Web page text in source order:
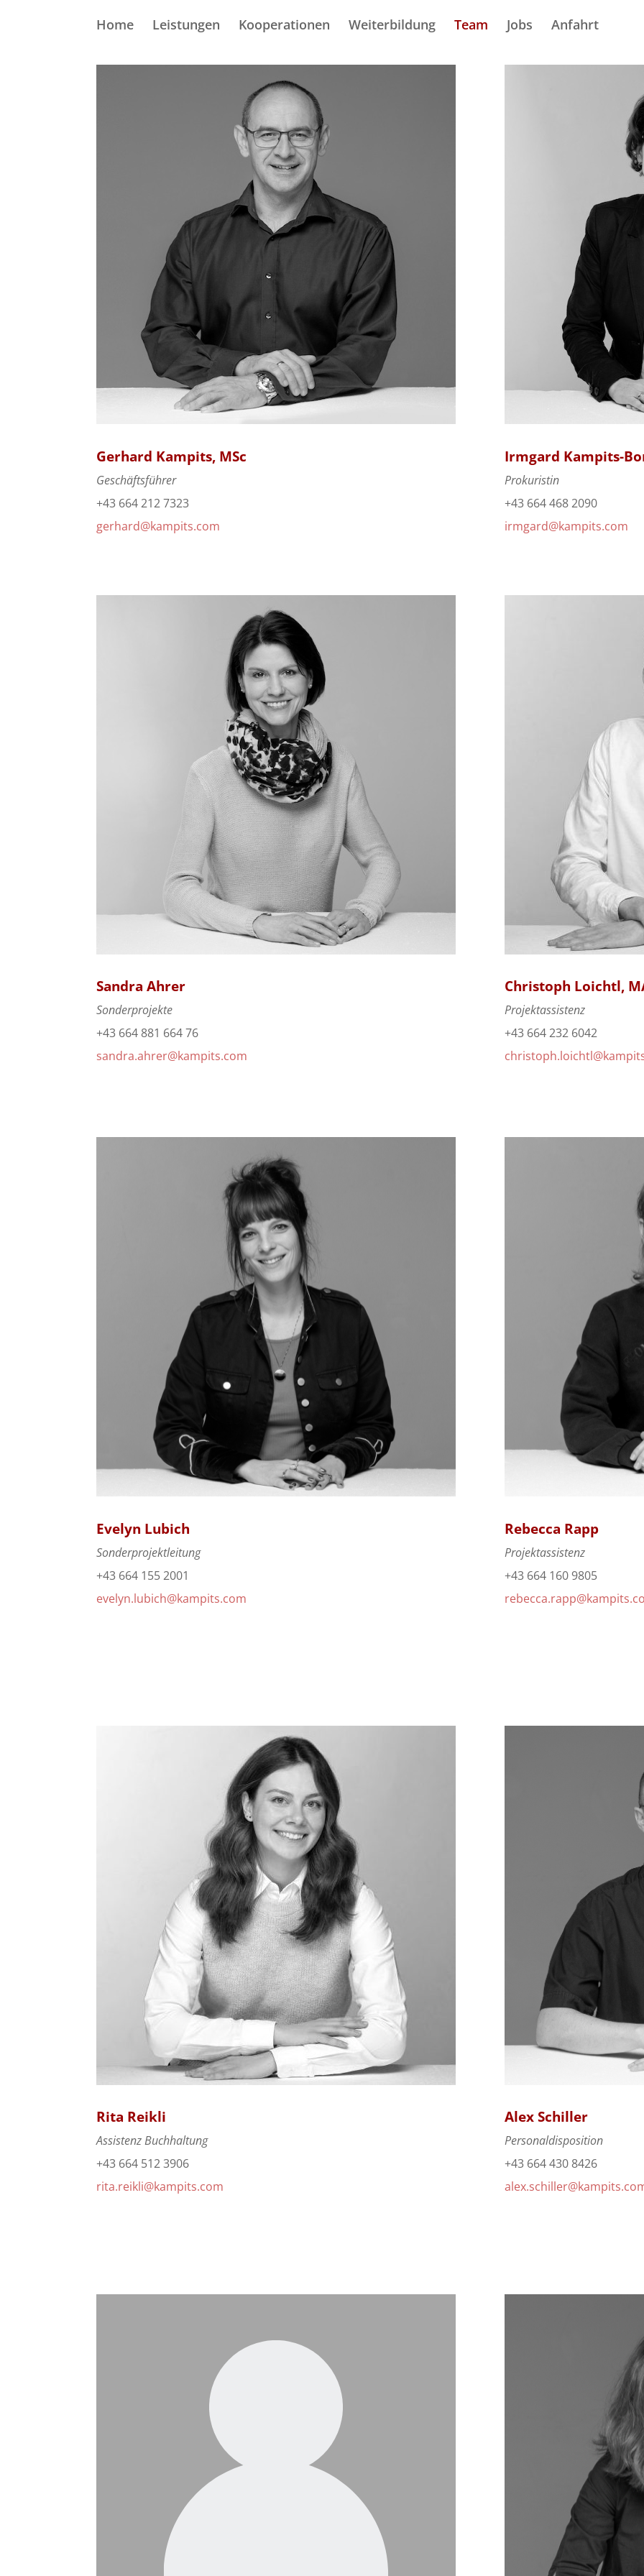
Home Leistungen Kooperationen Weiterbildung Team Jobs Anfahrt
Gerhard Kampits, MSc
Geschäftsführer
+43 664 212 7323
gerhard@kampits.com
Irmgard Kampits-
Prokuristin
+43 664 468 2090
irmgard@kampits.com
Sandra Ahrer
Sonderprojekte
+43 664 881 664 76
sandra.ahrer@kampits.com
Christoph Loichtl,
Projektassistenz
+43 664 232 6042
Evelyn Lubich
Sonderprojektleitung
+43 664 155 2001
evelyn.lubich@kampits.com
Rebecca Rapp
Projektassistenz
+43 664 160 9805
Rita Reikli
Assistenz Buchhaltung
+43 664 512 3906
rita.reikli@kampits.com
Alex Schiller
Personaldisposition
+43 664 430 8426